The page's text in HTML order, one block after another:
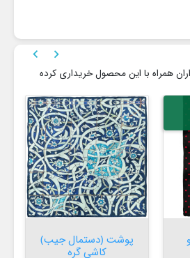
همراه با این محصول خریداری کرده

پوشت (دستمال جیب)
کاشی گره
